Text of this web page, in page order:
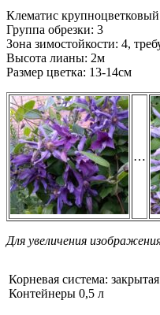
Клематис
Группа обрезки: 3
Зона зимостойкости: 4,
Высота лианы: 2м
Размер цветка: 13-14см
…
Для увеличения
Корневая система: закрытая
Контейнеры 0,5 л